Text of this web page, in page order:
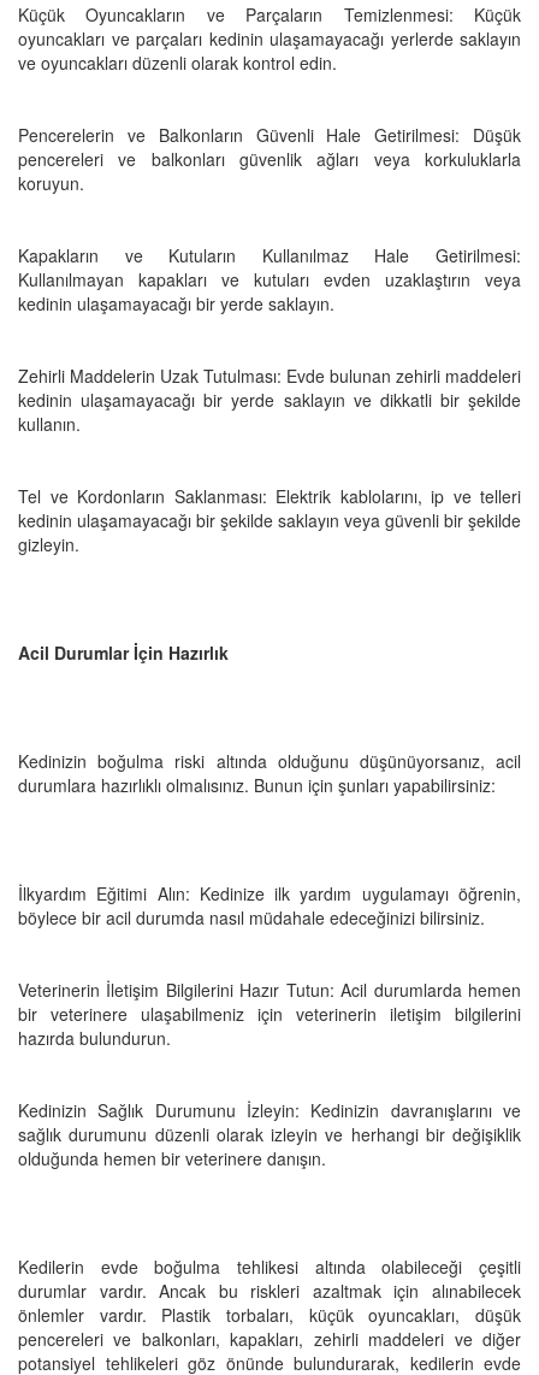
Küçük Oyuncakların ve Parçaların Temizlenmesi: Küçük
oyuncakları ve parçaları kedinin ulaşamayacağı yerlerde saklayın
ve oyuncakları düzenli olarak kontrol edin.
Pencerelerin ve Balkonların Güvenli Hale Getirilmesi: Düşük
pencereleri ve balkonları güvenlik ağları veya korkuluklarla
koruyun.
Kapakların ve Kutuların Kullanılmaz Hale Getirilmesi:
Kullanılmayan kapakları ve kutuları evden uzaklaştırın veya
kedinin ulaşamayacağı bir yerde saklayın.
Zehirli Maddelerin Uzak Tutulması: Evde bulunan zehirli maddeleri
kedinin ulaşamayacağı bir yerde saklayın ve dikkatli bir şekilde
kullanın.
Tel ve Kordonların Saklanması: Elektrik kablolarını, ip ve telleri
kedinin ulaşamayacağı bir şekilde saklayın veya güvenli bir şekilde
gizleyin.
Acil Durumlar İçin Hazırlık
Kedinizin boğulma riski altında olduğunu düşünüyorsanız, acil
durumlara hazırlıklı olmalısınız. Bunun için şunları yapabilirsiniz:
İlkyardım Eğitimi Alın: Kedinize ilk yardım uygulamayı öğrenin,
böylece bir acil durumda nasıl müdahale edeceğinizi bilirsiniz.
Veterinerin İletişim Bilgilerini Hazır Tutun: Acil durumlarda hemen
bir veterinere ulaşabilmeniz için veterinerin iletişim bilgilerini
hazırda bulundurun.
Kedinizin Sağlık Durumunu İzleyin: Kedinizin davranışlarını ve
sağlık durumunu düzenli olarak izleyin ve herhangi bir değişiklik
olduğunda hemen bir veterinere danışın.
Kedilerin evde boğulma tehlikesi altında olabileceği çeşitli
durumlar vardır. Ancak bu riskleri azaltmak için alınabilecek
önlemler vardır. Plastik torbaları, küçük oyuncakları, düşük
pencereleri ve balkonları, kapakları, zehirli maddeleri ve diğer
potansiyel tehlikeleri göz önünde bulundurarak, kedilerin evde